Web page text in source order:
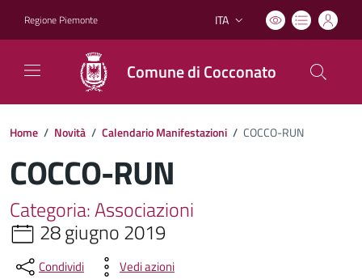
Regione Piemonte Lingua attiva:
ITA
Comune di Cocconato
Home / Novità / Calendario Manifestazioni / COCCO-RUN
COCCO-RUN
Categoria: Associazioni
28 giugno 2019
Condividi Vedi azioni